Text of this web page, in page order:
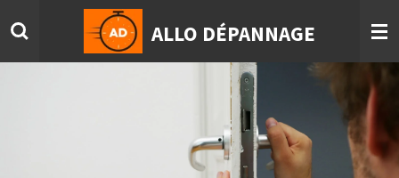
au
ALLO DÉPANNAGE